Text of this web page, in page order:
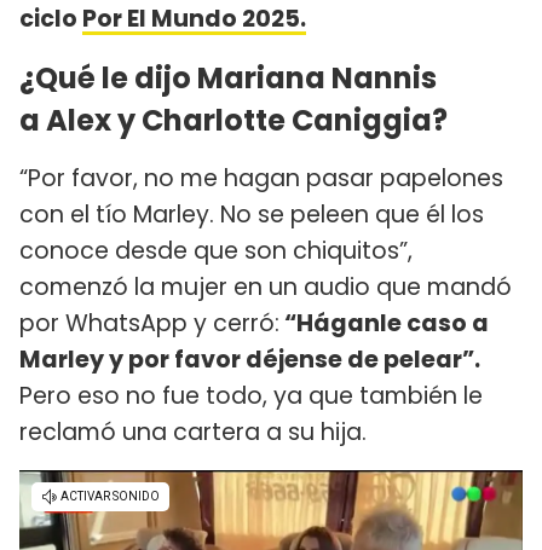
ciclo Por El Mundo 2025.
¿Qué le dijo Mariana Nannis
a Alex y Charlotte Caniggia?
“Por favor, no me hagan pasar papelones
con el tío Marley. No se peleen que él los
conoce desde que son chiquitos”,
comenzó la mujer en un audio que mandó
por WhatsApp y cerró: “Háganle caso a
Marley y por favor déjense de pelear”.
Pero eso no fue todo, ya que también le
reclamó una cartera a su hija.